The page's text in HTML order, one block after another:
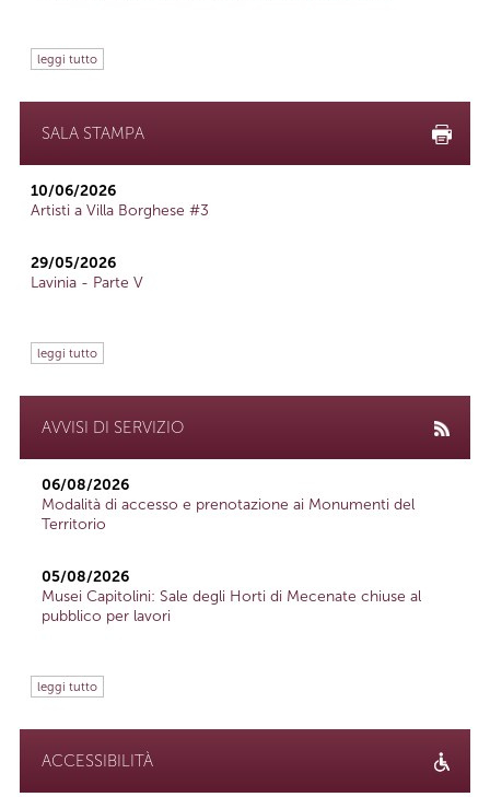
leggi tutto
SALA STAMPA
10/06/2026
Artisti a Villa Borghese #3
29/05/2026
Lavinia - Parte V
leggi tutto
AVVISI DI SERVIZIO
06/08/2026
Modalità di accesso e prenotazione ai Monumenti del
Territorio
05/08/2026
Musei Capitolini: Sale degli Horti di Mecenate chiuse al
pubblico per lavori
leggi tutto
ACCESSIBILITÀ